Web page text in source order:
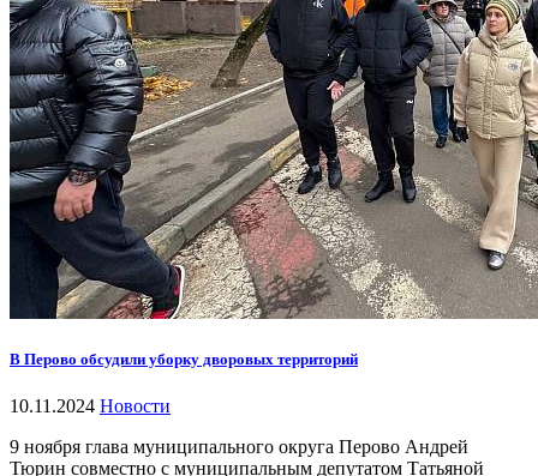
В Перово обсудили уборку дворовых территорий
10.11.2024 Новости
9 ноября глава муниципального округа Перово Андрей
Тюрин совместно с муниципальным депутатом Татьяной